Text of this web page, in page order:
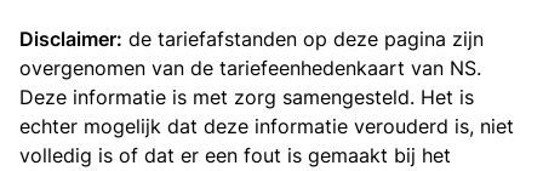
Disclaimer: de tariefafstanden op deze pagina zijn
overgenomen van de tariefeenhedenkaart van NS.
Deze informatie is met zorg samengesteld. Het is
echter mogelijk dat deze informatie verouderd is, niet
volledig is of dat er een fout is gemaakt bij het